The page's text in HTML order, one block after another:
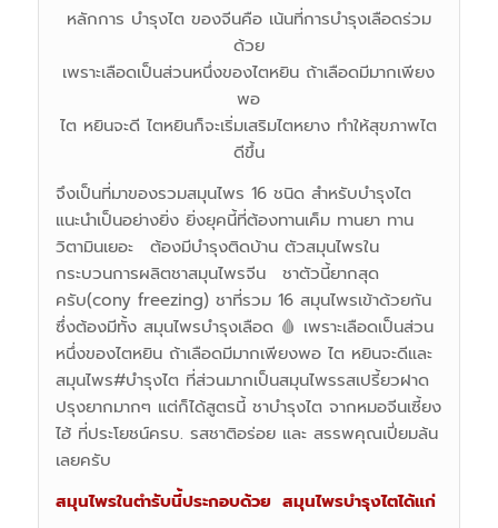
หลักการ บํารุงไต ของจีนคือ เน้นที่การบํารุงเลือดร่วม
ด้วย
เพราะเลือดเป็นส่วนหนึ่งของไตหยิน ถ้าเลือดมีมากเพียง
พอ
ไต หยินจะดี ไตหยินก็จะเริ่มเสริมไตหยาง ทําให้สุขภาพไต
ดีขึ้น
จึงเป็นที่มาของรวมสมุนไพร 16 ชนิด สำหรับบำรุงไต
แนะนำเป็นอย่างยิ่ง ยิ่งยุคนี้ที่ต้องทานเค็ม ทานยา ทาน
วิตามินเยอะ ต้องมีบำรุงติดบ้าน ตัวสมุนไพรใน
กระบวนการผลิตชาสมุนไพรจีน ชาตัวนี้ยากสุด
ครับ(cony freezing) ชาที่รวม 16 สมุนไพรเข้าด้วยกัน
ซึ่งต้องมีทั้ง สมุนไพรบำรุงเลือด 🩸 เพราะเลือดเป็นส่วน
หนึ่งของไตหยิน ถ้าเลือดมีมากเพียงพอ ไต หยินจะดีและ
สมุนไพร#บำรุงไต ที่ส่วนมากเป็นสมุนไพรรสเปรี้ยวฝาด
ปรุงยากมากๆ แต่ก็ได้สูตรนี้ ชาบำรุงไต จากหมอจีนเซี้ยง
ไฮ้ ที่ประโยชน์ครบ. รสชาติอร่อย และ สรรพคุณเปี่ยมล้น
เลยครับ
สมุนไพรในตำรับนี้ประกอบด้วย สมุนไพรบำรุงไตได้แก่